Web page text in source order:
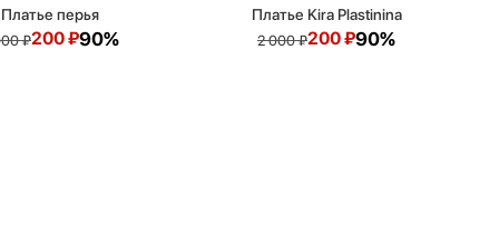
Платье перья
₽200₽90%
Платье Kira Plastinina
2 000₽200₽90%